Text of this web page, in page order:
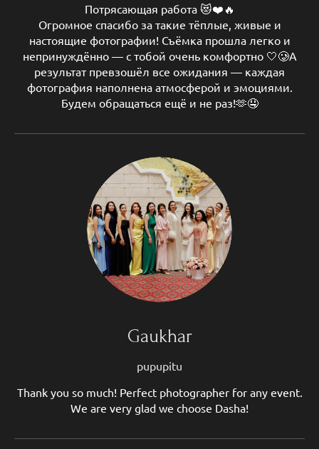
Потрясающая работа 😻❤️🔥
Огромное спасибо за такие тёплые, живые и
настоящие фотографии! Съёмка прошла легко и
непринуждённо — с тобой очень комфортно 🤍🥲А
результат превзошёл все ожидания — каждая
фотография наполнена атмосферой и эмоциями.
Будем обращаться ещё и не раз!🫶🤤
Gaukhar
pupupitu
Thank you so much! Perfect photographer for any event.
We are very glad we choose Dasha!